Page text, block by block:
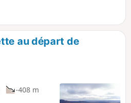
un énorme
concerne que la
géologique
voulu faire
refaire la longue
Elle se
géologique
(terme
désigner les
au départ de
-408 m